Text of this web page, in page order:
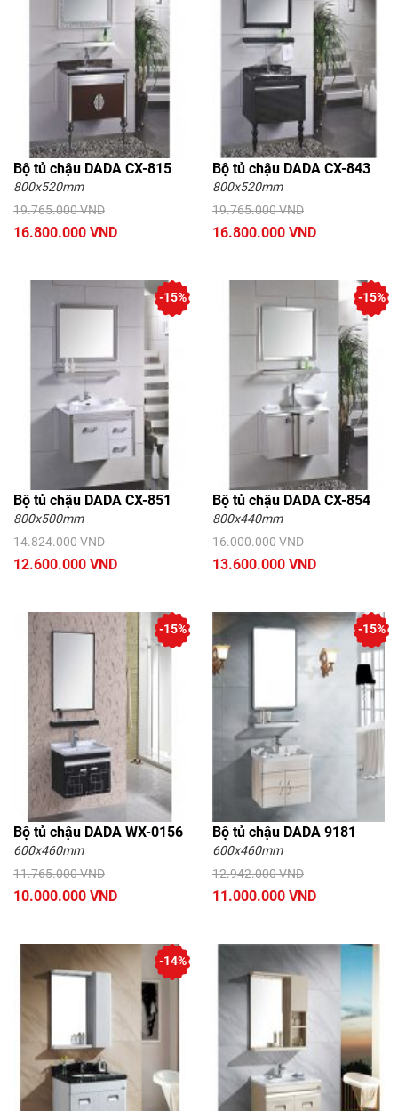
Bộ tủ chậu DADA CX-815
800x520mm
19.765.000 VND
16.800.000 VND
Bộ tủ chậu DADA CX-843
800x520mm
19.765.000 VND
16.800.000 VND
Bộ tủ chậu DADA CX-851
800x500mm
14.824.000 VND
12.600.000 VND
-15%
Bộ tủ chậu DADA CX-854
800x440mm
16.000.000 VND
13.600.000 VND
-15%
Bộ tủ chậu DADA WX-0156
600x460mm
11.765.000 VND
10.000.000 VND
-15%
Bộ tủ chậu DADA 9181
600x460mm
12.942.000 VND
11.000.000 VND
-15%
-14%